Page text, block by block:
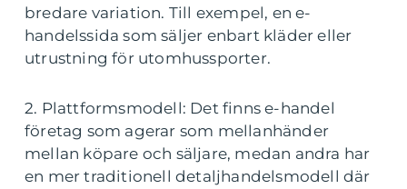
bredare variation. Till exempel, en e-
handelssida som säljer enbart kläder eller
utrustning för utomhussporter.
2. Plattformsmodell: Det finns e-handel
företag som agerar som mellanhänder
mellan köpare och säljare, medan andra har
en mer traditionell detaljhandelsmodell där